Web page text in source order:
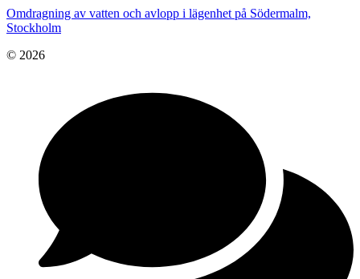
Omdragning av vatten och avlopp i lägenhet på Södermalm,
Stockholm
© 2026